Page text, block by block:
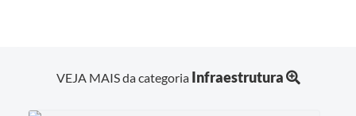
VEJA MAIS da categoria Infraestrutura